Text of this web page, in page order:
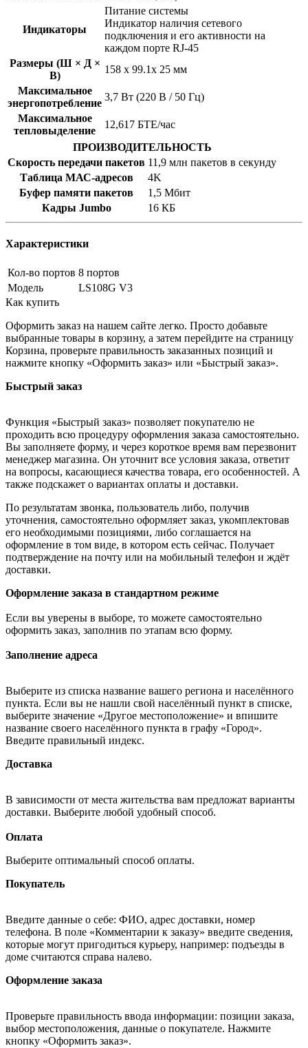
Индикаторы
Питание системы
Индикатор наличия сетевого
подключения и его активности на
каждом порте RJ-45
Размеры (Ш × Д ×
В)
158 x 99.1x 25 мм
Максимальное
энергопотребление
3,7 Вт (220 В / 50 Гц)
Максимальное
тепловыделение
12,617 БТЕ/час
ПРОИЗВОДИТЕЛЬНОСТЬ
Скорость передачи пакетов 11,9 млн пакетов в секунду
Таблица МАС-адресов
4K
Буфер памяти пакетов
1,5 Мбит
Кадры Jumbo
16 КБ
Характеристики
Кол-во портов 8 портов
Модель
LS108G V3
Как купить
Оформить заказ на нашем сайте легко. Просто добавьте
выбранные товары в корзину, а затем перейдите на страницу
Корзина, проверьте правильность заказанных позиций и
нажмите кнопку «Оформить заказ» или «Быстрый заказ».
Быстрый заказ
Функция «Быстрый заказ» позволяет покупателю не
проходить всю процедуру оформления заказа самостоятельно.
Вы заполняете форму, и через короткое время вам перезвонит
менеджер магазина. Он уточнит все условия заказа, ответит
на вопросы, касающиеся качества товара, его особенностей. А
также подскажет о вариантах оплаты и доставки.
По результатам звонка, пользователь либо, получив
уточнения, самостоятельно оформляет заказ, укомплектовав
его необходимыми позициями, либо соглашается на
оформление в том виде, в котором есть сейчас. Получает
подтверждение на почту или на мобильный телефон и ждёт
доставки.
Оформление заказа в стандартном режиме
Если вы уверены в выборе, то можете самостоятельно
оформить заказ, заполнив по этапам всю форму.
Заполнение адреса
Выберите из списка название вашего региона и населённого
пункта. Если вы не нашли свой населённый пункт в списке,
выберите значение «Другое местоположение» и впишите
название своего населённого пункта в графу «Город».
Введите правильный индекс.
Доставка
В зависимости от места жительства вам предложат варианты
доставки. Выберите любой удобный способ.
Оплата
Выберите оптимальный способ оплаты.
Покупатель
Введите данные о себе: ФИО, адрес доставки, номер
телефона. В поле «Комментарии к заказу» введите сведения,
которые могут пригодиться курьеру, например: подъезды в
доме считаются справа налево.
Оформление заказа
Проверьте правильность ввода информации: позиции заказа,
выбор местоположения, данные о покупателе. Нажмите
кнопку «Оформить заказ».